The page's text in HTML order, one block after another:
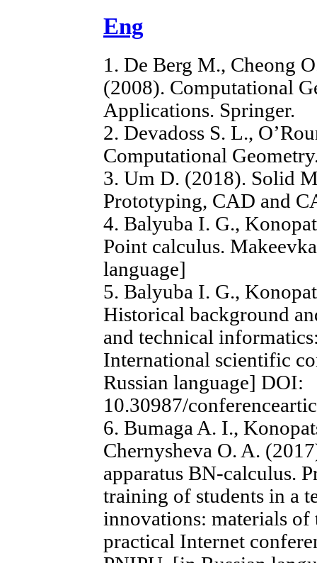
Eng
1. De Berg M., Cheong
(2008). Computational
Applications. Springer.
2. Devadoss S. L.,
Computational
3. Um D. (2018). Solid
Prototyping, CAD and
4. Balyuba I. G.,
Point calculus.
language]
5. Balyuba I. G.,
Historical background
and technical
International scientific
Russian language] DOI:
10.30987/
6. Bumaga A. I.,
Chernysheva O. A.
apparatus BN-calculus.
training of students in a
innovations: materials
practical Internet